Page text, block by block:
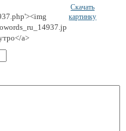
a>
Скачать
картинку